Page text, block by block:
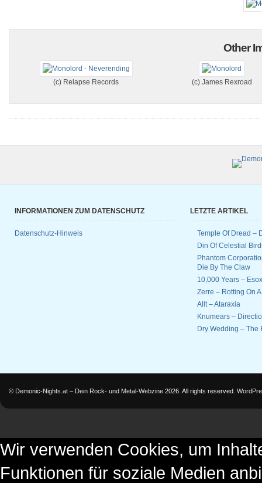
Other
(c) Relapse Records (c) James Rexroad
INFORMATIONEN ZUM DATENSCHUTZ
Datenschutz-Hinweis
LETZTE ARTIKEL
Temple Of Dread –
Din Of Celestial
Phantom
Die By The Claw
10,000 Years –
Zerre – Rotting On
Allt – Ataraxia
Knumears –
Dry Wedding – The
© Demonic-Nights.at – Dein Rock- und Metal-Webzine 2026. All rights reserved.
Wir verwenden Cookies, um
Funktionen für soziale Medien